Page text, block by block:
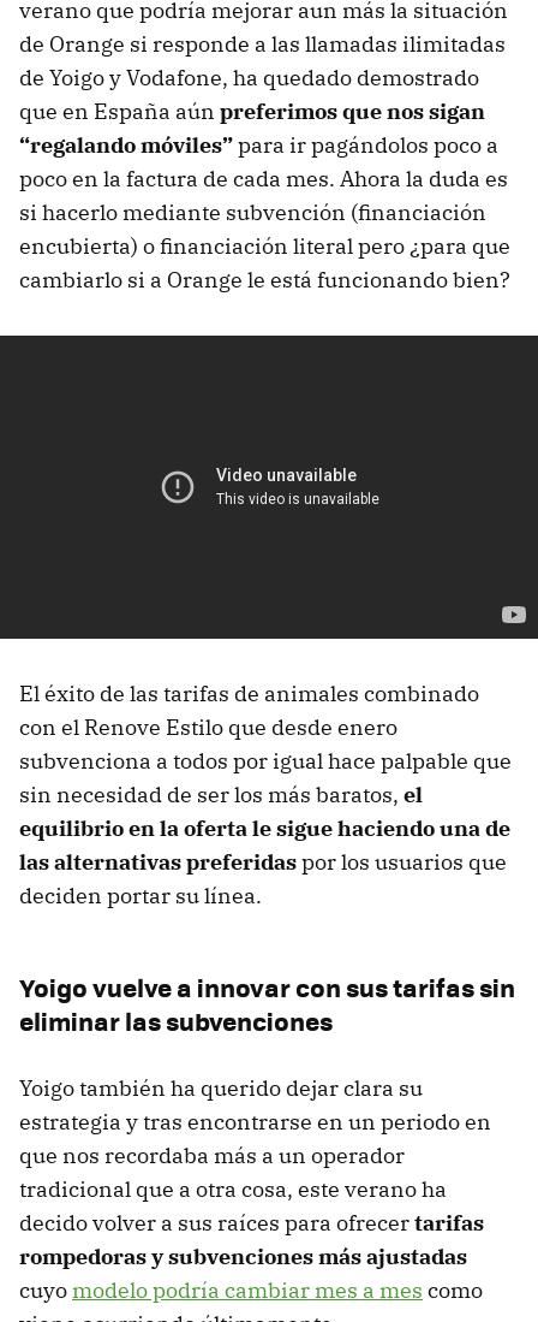
verano que podría mejorar aun más la situación
de Orange si responde a las llamadas ilimitadas
de Yoigo y Vodafone, ha quedado demostrado
que en España aún preferimos que nos sigan
“regalando móviles”para ir pagándolos poco a
poco en la factura de cada mes. Ahora la duda es
si hacerlo mediante subvención (financiación
encubierta) o financiación literal pero ¿para que
cambiarlo si a Orange le está funcionando bien?
El éxito de las tarifas de animales combinado
con el Renove Estilo que desde enero
subvenciona a todos por igual hace palpable que
sin necesidad de ser los más baratos, el
equilibrio en la oferta le sigue haciendo una de
las alternativas preferidaspor los usuarios que
deciden portar su línea.
Yoigo vuelve a innovar con sus tarifas sin
eliminar las subvenciones
Yoigo también ha querido dejar clara su
estrategia y tras encontrarse en un periodo en
que nos recordaba más a un operador
tradicional que a otra cosa, este verano ha
decido volver a sus raíces para ofrecertarifas
rompedoras y subvenciones más ajustadas
cuyo modelo podría cambiar mes a mes como